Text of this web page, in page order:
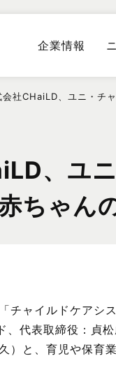
企業情報
会社CHaiLD、ユニ・チ
、ユ
ちゃん
チャイルドケア
、代表取締役：貞
）と、育児や保育